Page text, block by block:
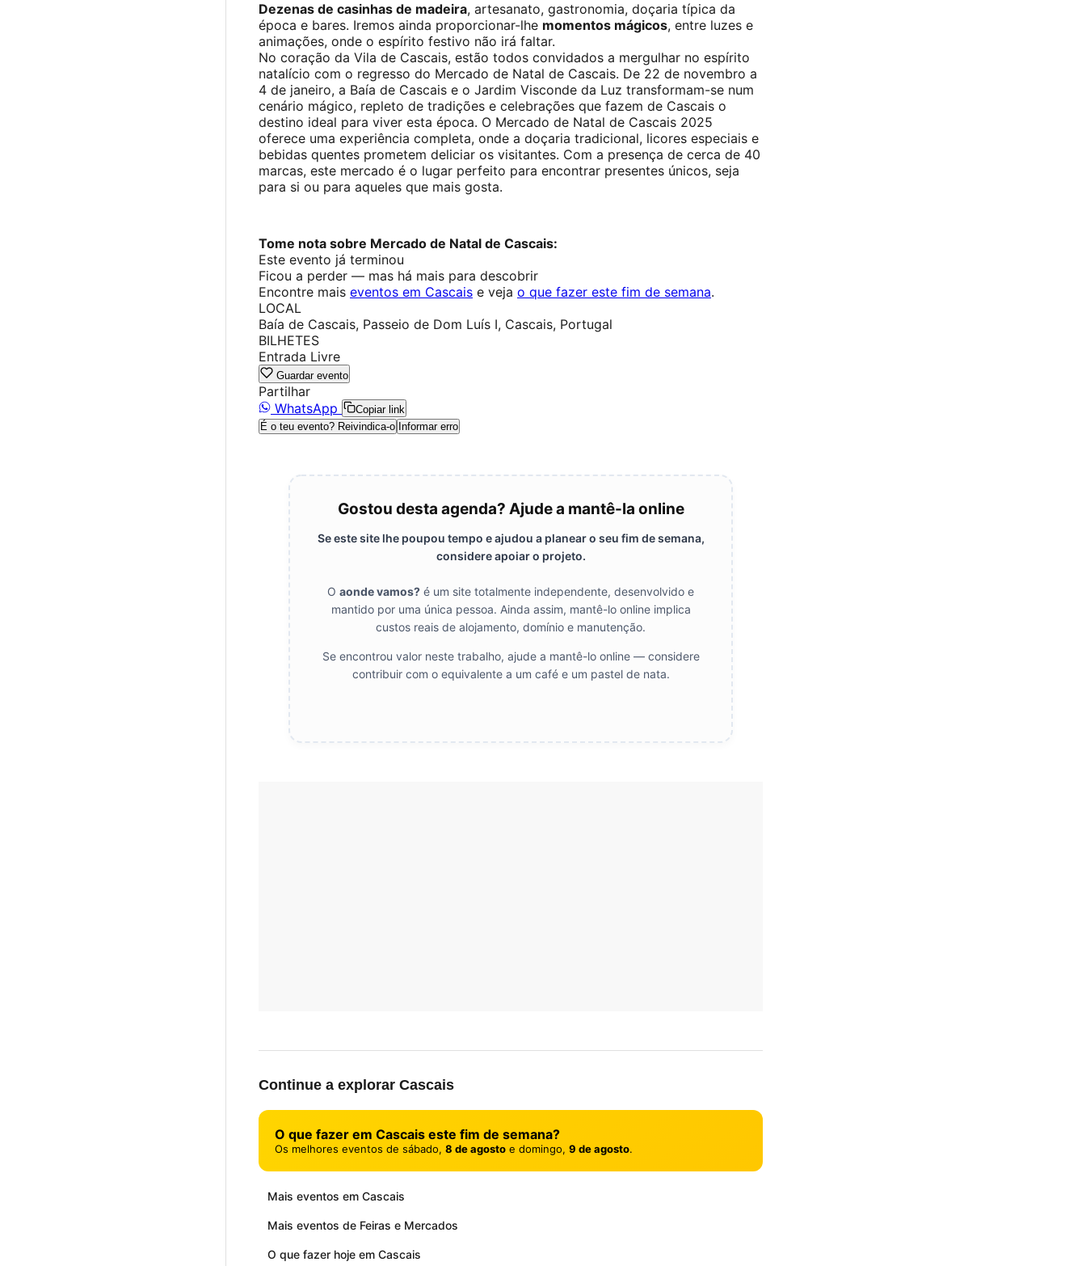
Dezenas de casinhas de madeira, artesanato, gastronomia, doçaria típica da
época e bares. Iremos ainda proporcionar-lhe momentos mágicos, entre luzes e
animações, onde o espírito festivo não irá faltar.
No coração da Vila de Cascais, estão todos convidados a mergulhar no espírito
natalício com o regresso do Mercado de Natal de Cascais. De 22 de novembro a
4 de janeiro, a Baía de Cascais e o Jardim Visconde da Luz transformam-se num
cenário mágico, repleto de tradições e celebrações que fazem de Cascais o
destino ideal para viver esta época. O Mercado de Natal de Cascais 2025
oferece uma experiência completa, onde a doçaria tradicional, licores especiais e
bebidas quentes prometem deliciar os visitantes. Com a presença de cerca de 40
marcas, este mercado é o lugar perfeito para encontrar presentes únicos, seja
para si ou para aqueles que mais gosta.
Tome nota sobre Mercado de Natal de Cascais:
Este evento já terminou
Ficou a perder — mas há mais para descobrir
Encontre mais eventos em Cascais e veja o que fazer este fim de semana.
LOCAL
Baía de Cascais, Passeio de Dom Luís I, Cascais, Portugal
BILHETES
Entrada Livre
Guardar evento
Partilhar
WhatsApp
Copiar link
É o teu evento? Reivindica-o Informar erro
Gostou desta agenda? Ajude a mantê-la online
Se este site lhe poupou tempo e ajudou a planear o seu fim de semana,
considere apoiar o projeto.
O aonde vamos? é um site totalmente independente, desenvolvido e
mantido por uma única pessoa. Ainda assim, mantê-lo online implica
custos reais de alojamento, domínio e manutenção.
Se encontrou valor neste trabalho, ajude a mantê-lo online — considere
contribuir com o equivalente a um café e um pastel de nata.
Continue a explorar Cascais
O que fazer em Cascais este fim de semana?
Os melhores eventos de sábado, 8 de agosto e domingo, 9 de agosto.
Mais eventos em Cascais
Mais eventos de Feiras e Mercados
O que fazer hoje em Cascais